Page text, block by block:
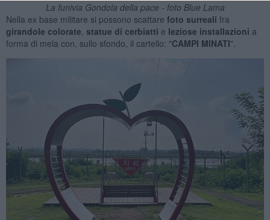
La funivia Gondola della pace - foto Blue Lama
Nella ex base militare si possono scattare foto surreali fra
girandole colorate statue di cerbiatti e leziose installazioni a
forma di mela con, sullo sfondo, il cartello: "CAMPI MINATI".